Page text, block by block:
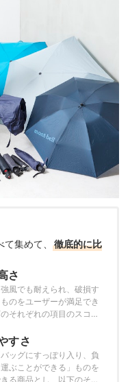
て集めて、
徹底的に比
さ
風でも耐えられ、破損す
のをユーザーが満足でき
それぞれの項目のスコア
すさ
ッグにすっぽり入り、負
ぶことができる」ものを
る商品とし、以下のそれ